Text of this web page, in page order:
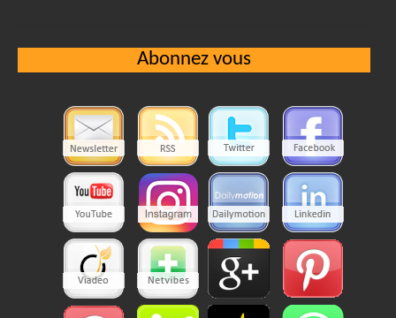
Abonnez vous